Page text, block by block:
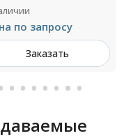
по запросу
Заказать